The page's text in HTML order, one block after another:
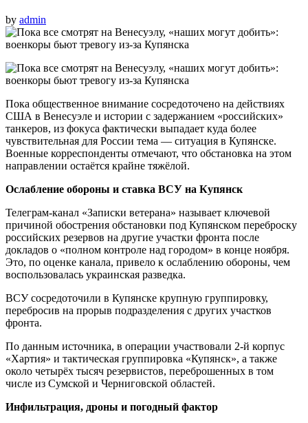
by admin
Пока общественное внимание сосредоточено на действиях
США в Венесуэле и истории с задержанием «российских»
танкеров, из фокуса фактически выпадает куда более
чувствительная для России тема — ситуация в Купянске.
Военные корреспонденты отмечают, что обстановка на этом
направлении остаётся крайне тяжёлой.
Ослабление обороны и ставка ВСУ на Купянск
Телеграм-канал «Записки ветерана» называет ключевой
причиной обострения обстановки под Купянском переброску
российских резервов на другие участки фронта после
докладов о «полном контроле над городом» в конце ноября.
Это, по оценке канала, привело к ослаблению обороны, чем
воспользовалась украинская разведка.
ВСУ сосредоточили в Купянске крупную группировку,
перебросив на прорыв подразделения с других участков
фронта.
По данным источника, в операции участвовали 2-й корпус
«Хартия» и тактическая группировка «Купянск», а также
около четырёх тысяч резервистов, переброшенных в том
числе из Сумской и Черниговской областей.
Инфильтрация, дроны и погодный фактор